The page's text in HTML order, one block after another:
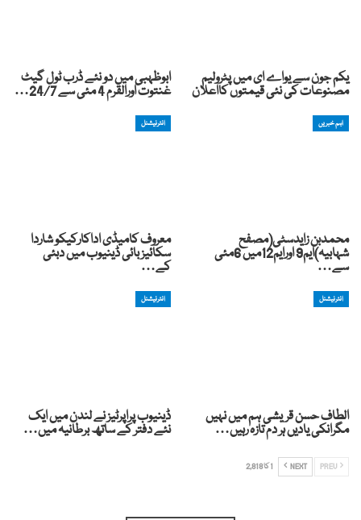
یکم جون سے یواے ای میں پٹرولیم
مصنوعات کی نئی قیمتوں کااعلان
ابوظہبی میں دو نئے ڈرب ٹول گیٹ
غنتوت اورالقرم 4 مئی سے 24/7…
اہم خبریں
محمدبن زایدسٹی(مصفح
شہابیہ)ایم9 اورایم12میں 6مئی
سے…
انٹرنیشنل
معروف کامیڈی اداکارکیکو شاردا
سکائیز بائی ڈینیوب میں دبئی
کے…
انٹرنیشنل
الطاف حسن قریشی ہم میں نہیں
مگرانکی یادیں ہر دم تازہ رہیں…
انٹرنیشنل
ڈینیوب پراپرٹیز نے لندن میں ایک
نئے دفتر کے ساتھ برطانیہ میں…
NEXT 1 کا 2,818